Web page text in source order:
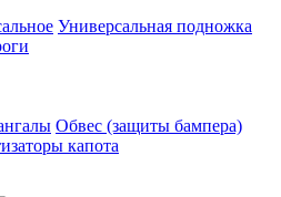
Универсальная подножка
Обвес (защиты бампера)
капота